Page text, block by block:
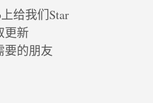
给我们Star
更新
要的朋友